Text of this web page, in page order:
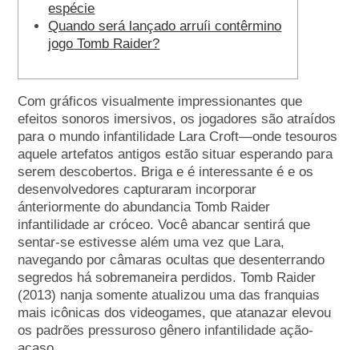
espécie
Quando será lançado arruíi contêrmino
jogo Tomb Raider?
Com gráficos visualmente impressionantes que
efeitos sonoros imersivos, os jogadores são atraídos
para o mundo infantilidade Lara Croft—onde tesouros
aquele artefatos antigos estão situar esperando para
serem descobertos. Briga e é interessante é e os
desenvolvedores capturaram incorporar
ánteriormente do abundancia Tomb Raider
infantilidade ar cróceo.Você abancar sentirá que
sentar-se estivesse além uma vez que Lara,
navegando por câmaras ocultas que desenterrando
segredos há sobremaneira perdidos. Tomb Raider
(2013) nanja somente atualizou uma das franquias
mais icônicas dos videogames, que atanazar elevou
os padrões pressuroso gênero infantilidade ação-